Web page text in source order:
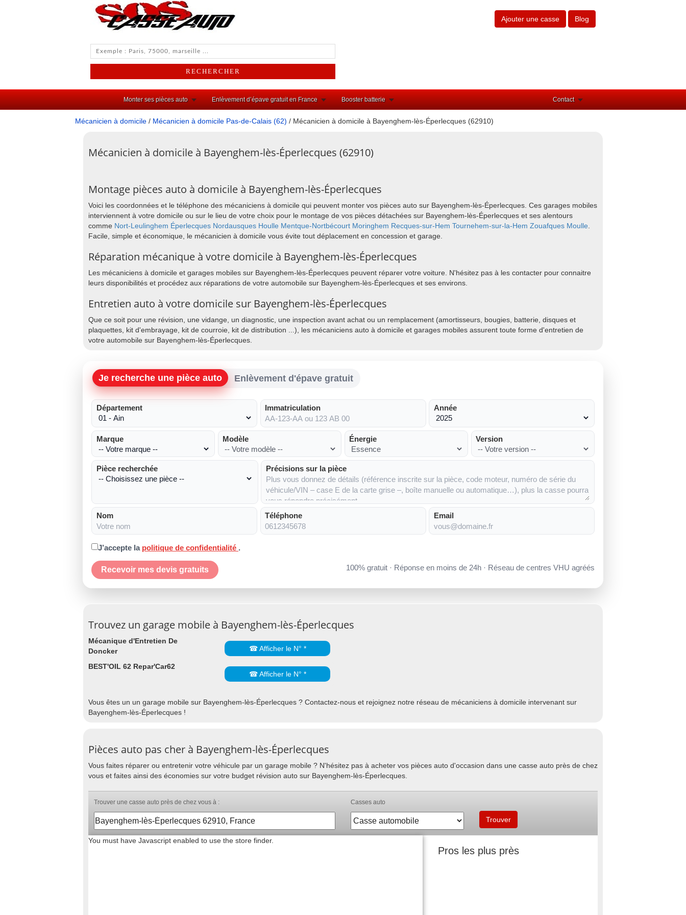
Ajouter une casse Blog
Monter ses pièces auto Enlèvement d’épave gratuit en France Booster batterie Contact
Mécanicien à domicile / Mécanicien à domicile Pas-de-Calais (62) / Mécanicien à domicile à Bayenghem-lès-Éperlecques (62910)
Mécanicien à domicile à Bayenghem-lès-Éperlecques (62910)
Montage pièces auto à domicile à Bayenghem-lès-Éperlecques
Voici les coordonnées et le téléphone des mécaniciens à domicile qui peuvent monter vos pièces auto sur Bayenghem-lès-Éperlecques. Ces garages mobiles
interviennent à votre domicile ou sur le lieu de votre choix pour le montage de vos pièces détachées sur Bayenghem-lès-Éperlecques et ses alentours
comme Nort-Leulinghem Éperlecques Nordausques Houlle Mentque-Nortbécourt Moringhem Recques-sur-Hem Tournehem-sur-la-Hem Zouafques Moulle
Facile, simple et économique, le mécanicien à domicile vous évite tout déplacement en concession et garage.
Réparation mécanique à votre domicile à Bayenghem-lès-Éperlecques
Les mécaniciens à domicile et garages mobiles sur Bayenghem-lès-Éperlecques peuvent réparer votre voiture. N'hésitez pas à les contacter pour connaitre
leurs disponibilités et procédez aux réparations de votre automobile sur Bayenghem-lès-Éperlecques et ses environs.
Entretien auto à votre domicile sur Bayenghem-lès-Éperlecques
Que ce soit pour une révision, une vidange, un diagnostic, une inspection avant achat ou un remplacement (amortisseurs, bougies, batterie, disques et
plaquettes, kit d'embrayage, kit de courroie, kit de distribution ...), les mécaniciens auto à domicile et garages mobiles assurent toute forme d'entretien de
votre automobile sur Bayenghem-lès-Éperlecques.
Je recherche une pièce auto Enlèvement d'épave gratuit
Département Immatriculation Année
Marque Modèle Énergie Version
Pièce recherchée Précisions sur la pièce
Nom Téléphone Email
J’accepte la politique de confidentialité .
Recevoir mes devis gratuits 100% gratuit · Réponse en moins de 24h · Réseau de centres VHU agréés
Trouvez un garage mobile à Bayenghem-lès-Éperlecques
Mécanique d'Entretien De
Doncker
☎ Afficher le N° *
BEST'OIL 62 Repar'Car62
☎ Afficher le N° *
Vous êtes un un garage mobile sur Bayenghem-lès-Éperlecques ? Contactez-nous et rejoignez notre réseau de mécaniciens à domicile intervenant sur
Bayenghem-lès-Éperlecques !
Pièces auto pas cher à Bayenghem-lès-Éperlecques
Vous faites réparer ou entretenir votre véhicule par un garage mobile ? N'hésitez pas à acheter vos pièces auto d'occasion dans une casse auto près de chez
vous et faites ainsi des économies sur votre budget révision auto sur Bayenghem-lès-Éperlecques.